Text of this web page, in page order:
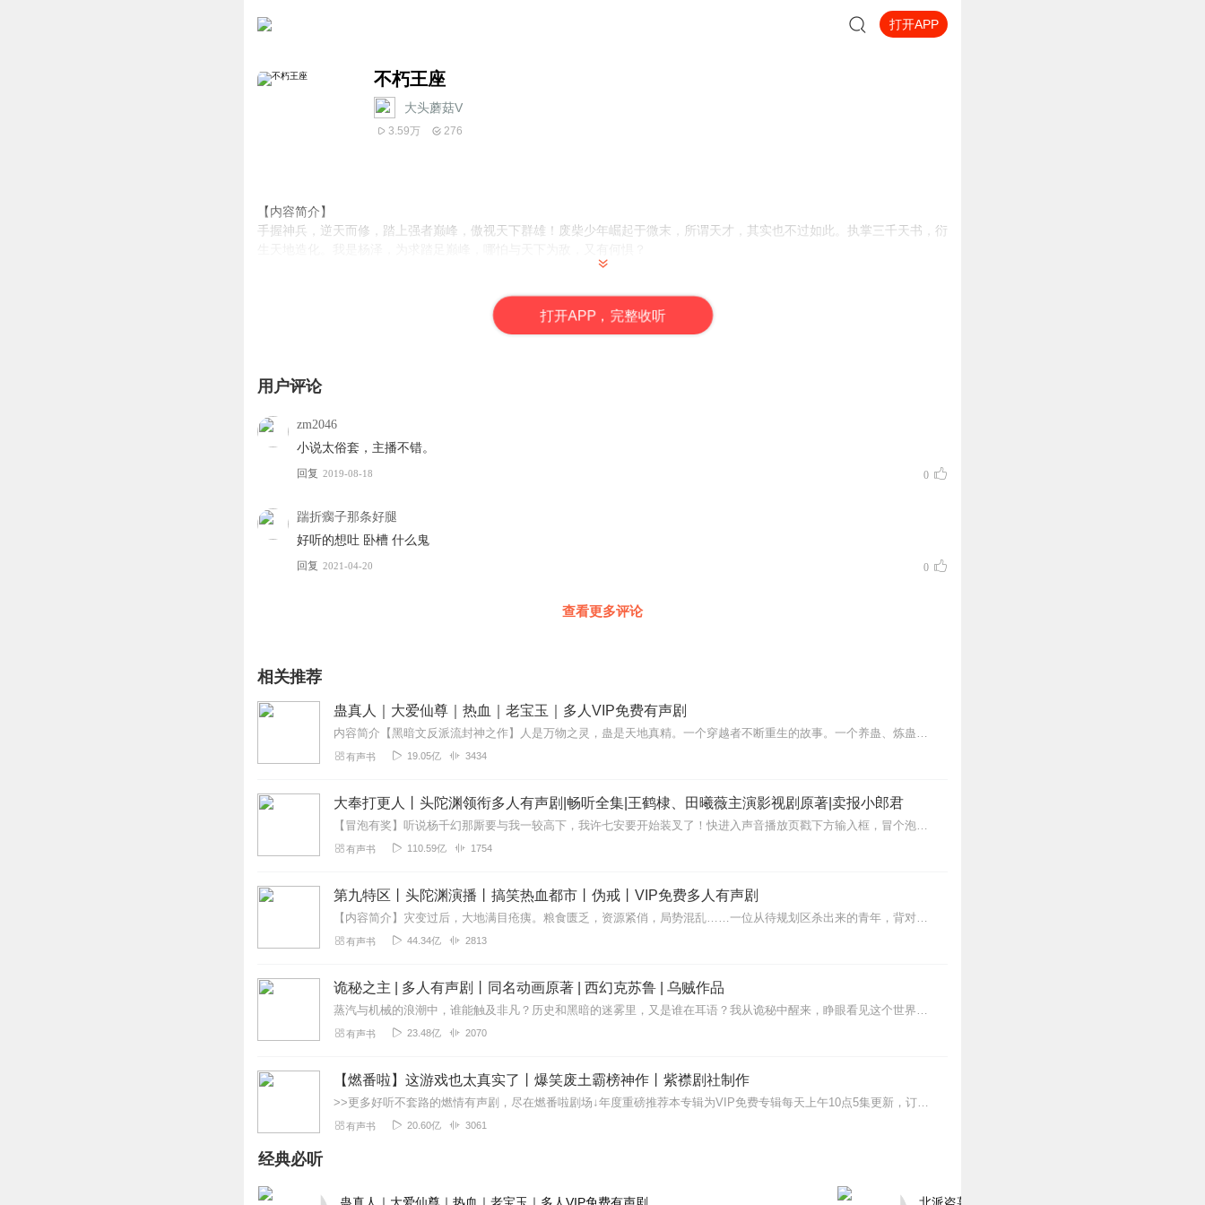
打开APP
不朽王座
大头蘑菇V
3.59万 276
【内容简介】
手握神兵，逆天而修，踏上强者巅峰，傲视天下群雄！废柴少年崛起于微末，所谓天才，其实也不过如此。执掌三千天书，衍
作者：白苗，网络小说作家，主要代表作有《[伪网王]天之蓝,海之蓝》，《不朽王座》等，深受广大读者喜爱。
主播：大头蘑菇，社科，历史，官场，玄幻，没有什么不可能，录什么都能出神入化。
1、本作品为付费有声书，前80集为免费试听，购买成功后，即可收听，可下载重复收听。
打开APP，完整收听
用户评论
zm2046
小说太俗套，主播不错。
回复 2019-08-18 0
踹折瘸子那条好腿
好听的想吐 卧槽 什么鬼
回复 2021-04-20 0
查看更多评论
相关推荐
蛊真人｜大爱仙尊｜热血｜老宝玉｜多人VIP免费有声剧
内容简介【黑暗文反派流封神之作】人是万物之灵，蛊是天地真精。一个穿越者不断重生的故事。一个养蛊、炼蛊、用蛊的奇特世界。配音组（男角色）老宝玉旁白...
有声书 19.05亿 3434
大奉打更人丨头陀渊领衔多人有声剧|畅听全集|王鹤棣、田曦薇主演影视剧原著|卖报小郎君
【冒泡有奖】听说杨千幻那厮要与我一较高下，我许七安要开始装叉了！快进入声音播放页戳下方输入框，冒个泡偷偷告诉我，我要用哪些诗词才能胜过他？说得好的，有赏！202...
有声书 110.59亿 1754
第九特区丨头陀渊演播丨搞笑热血都市丨伪戒丨VIP免费多人有声剧
【内容简介】灾变过后，大地满目疮痍。粮食匮乏，资源紧俏，局势混乱……一位从待规划区杀出来的青年，背对着漫天黄沙，孤身来到九区谋生，却不曾想偶然结识三五好友，一念...
有声书 44.34亿 2813
诡秘之主 | 多人有声剧丨同名动画原著 | 西幻克苏鲁 | 乌贼作品
蒸汽与机械的浪潮中，谁能触及非凡？历史和黑暗的迷雾里，又是谁在耳语？我从诡秘中醒来，睁眼看见这个世界：枪械，大炮，巨舰，飞空艇，差分机；魔药，占卜，诅咒，倒吊人...
有声书 23.48亿 2070
【燃番啦】这游戏也太真实了丨爆笑废土霸榜神作丨紫襟剧社制作
>>更多好听不套路的燃情有声剧，尽在燃番啦剧场↓年度重磅推荐本专辑为VIP免费专辑每天上午10点5集更新，订阅可以听到最新内容哦！每周抽一个专辑五星优质评论送...
有声书 20.60亿 3061
经典必听